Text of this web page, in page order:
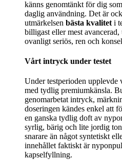
känns genomtänkt för dig
daglig användning. Det är
utmärkelsen bästa kvalitet i
billigast eller mest
ovanligt seriös, ren och
Vårt intryck under testet
Under testperioden
med tydlig premiumkänsla.
genomarbetat intryck,
doseringen kändes enkel att
en ganska tydlig doft av
syrlig, bärig och lite jordig
snarare än något syntetiskt
innehållet faktiskt är
kapselfyllning.